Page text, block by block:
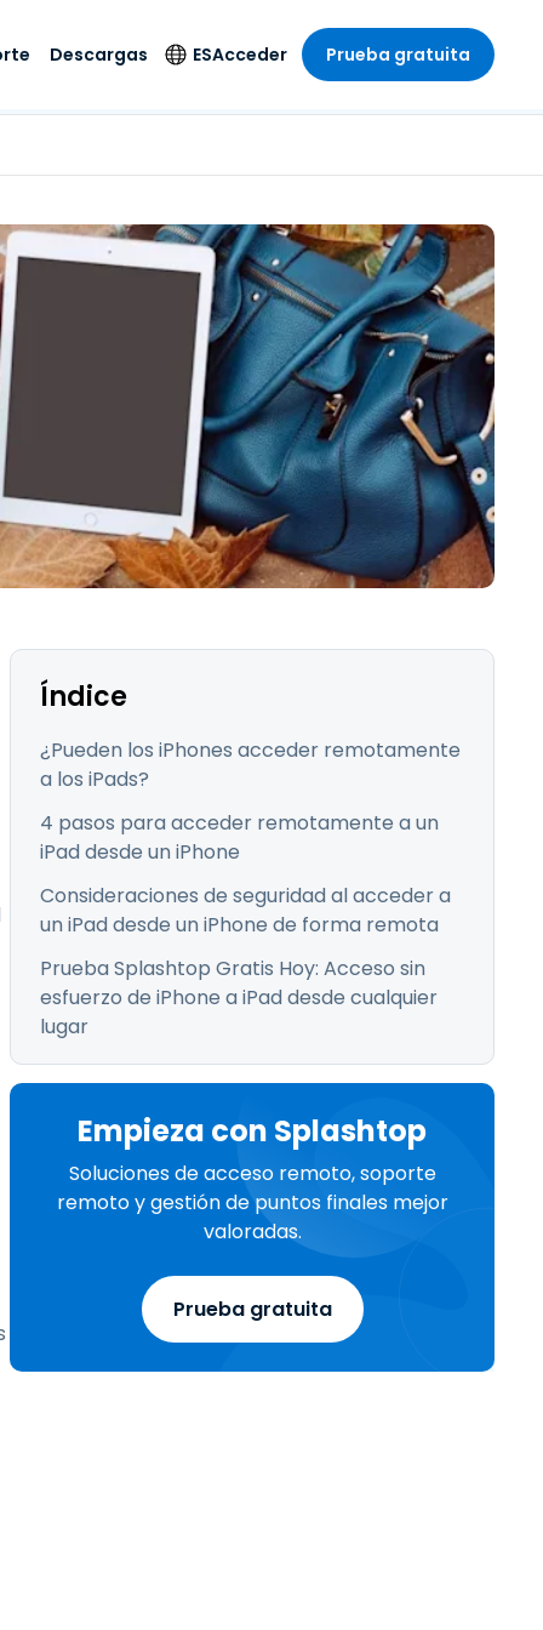
con
de
Antivirus
Detección y
respuesta de puntos
finales
Acceso y control de
Wi-Fi de Foxpass
Espacio de trabajo
seguro Zero Trust
Shield (Antiestafa)
Todos los
productos
menor
sector público
y Diseño
contabilidad
menor
sectores
sistema
Descargas ES
Deutsch
Español
Français
Italiano
Nederlands
Português
简体中文
繁體中文
日本語
ภาษาไทย
Acceder Prueba gratuita
Índice
¿Pueden los iPhones acceder remotamente
a los iPads?
4 pasos para acceder remotamente a un
iPad desde un iPhone
Consideraciones de seguridad al acceder a
un iPad desde un iPhone de forma remota
Prueba Splashtop Gratis Hoy: Acceso sin
esfuerzo de iPhone a iPad desde cualquier
lugar
Empieza con Splashtop
Soluciones de acceso remoto, soporte
remoto y gestión de puntos finales mejor
valoradas.
Prueba gratuita